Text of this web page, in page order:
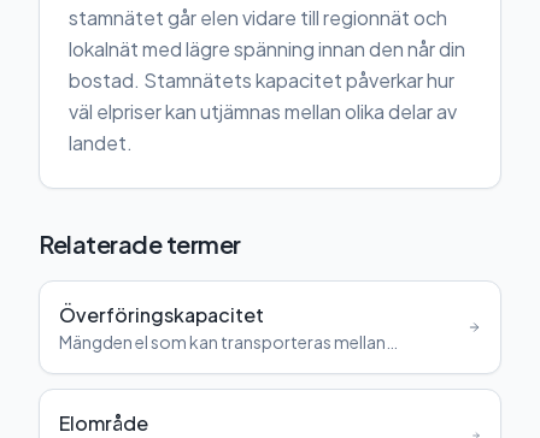
stamnätet går elen vidare till regionnät och
lokalnät med lägre spänning innan den når din
bostad. Stamnätets kapacitet påverkar hur
väl elpriser kan utjämnas mellan olika delar av
landet.
Relaterade termer
Överföringskapacitet
Mängden el som kan transporteras mellan
Elområde